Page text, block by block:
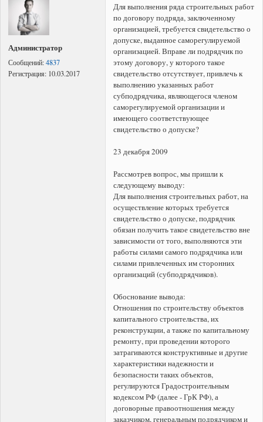
Администратор
Сообщений:4837
Регистрация: 10.03.2017
Для выполнения ряда строительных работ
по договору подряда, заключенному
организацией, требуется свидетельство о
допуске, выданное саморегулируемой
организацией. Вправе ли подрядчик по
этому договору, у которого такое
свидетельство отсутствует, привлечь к
выполнению указанных работ
субподрядчика, являющегося членом
саморегулируемой организации и
имеющего соответствующее
свидетельство о допуске?
23 декабря 2009
Рассмотрев вопрос, мы пришли к
следующему выводу:
Для выполнения строительных работ, на
осуществление которых требуется
свидетельство о допуске, подрядчик
обязан получить такое свидетельство вне
зависимости от того, выполняются эти
работы силами самого подрядчика или
силами привлеченных им сторонних
организаций (субподрядчиков).
Обоснование вывода:
Отношения по строительству объектов
капитального строительства, их
реконструкции, а также по капитальному
ремонту, при проведении которого
затрагиваются конструктивные и другие
характеристики надежности и
безопасности таких объектов,
регулируются Градостроительным
кодексом РФ (далее - ГрК РФ), а
договорные правоотношения между
заказчиком, генеральным подрядчиком и